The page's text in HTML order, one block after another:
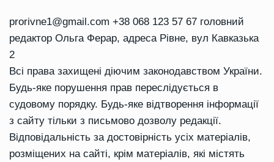
prorivne1@gmail.com +38 068 123 57 67 головний
редактор Ольга Ферар, адреса Рівне, вул Кавказька
2
Всі права захищені діючим законодавством України.
Будь-яке порушення прав переслідується в
судовому порядку. Будь-яке відтворення інформації
з сайту тільки з письмово дозволу редакції.
Відповідальність за достовірність усіх матеріалів,
розміщених на сайті, крім матеріалів, які містять